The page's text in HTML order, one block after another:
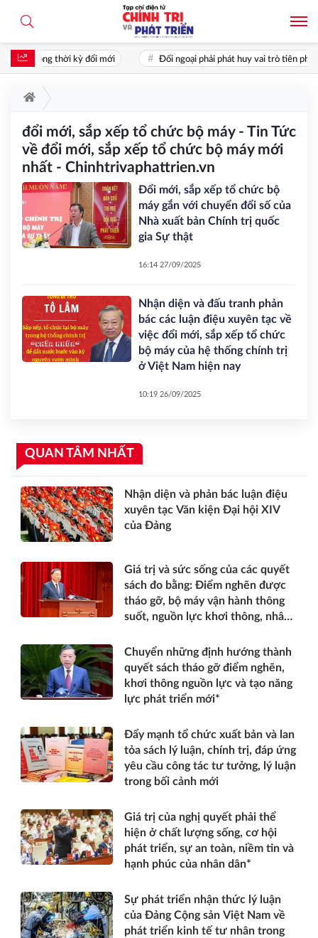
trong thời kỳ đổi mới Đối ngoại phải phát huy vai trò tiên
đổi mới, sắp xếp tổ chức bộ máy - Tin Tức
về đổi mới, sắp xếp tổ chức bộ máy mới
nhất - Chinhtrivaphattrien.vn
Đổi mới, sắp xếp tổ chức bộ
máy gắn với chuyển đổi số của
Nhà xuất bản Chính trị quốc
gia Sự thật
16:14 27/09/2025
Nhận diện và đấu tranh phản
bác các luận điệu xuyên tạc về
việc đổi mới, sắp xếp tổ chức
bộ máy của hệ thống chính trị
ở Việt Nam hiện nay
10:19 26/09/2025
QUAN TÂM NHẤT
Nhận diện và phản bác luận điệu
xuyên tạc Văn kiện Đại hội XIV
của Đảng
Giá trị và sức sống của các quyết
sách đo bằng: Điểm nghẽn được
tháo gỡ, bộ máy vận hành thông
suốt, nguồn lực khơi thông, nhân
hơn*
Chuyển những định hướng thành
quyết sách tháo gỡ điểm nghẽn,
khơi thông nguồn lực và tạo năng
lực phát triển mới*
Đẩy mạnh tổ chức xuất bản và lan
tỏa sách lý luận, chính trị, đáp ứng
yêu cầu công tác tư tưởng, lý luận
trong bối cảnh mới
Giá trị của nghị quyết phải thể
hiện ở chất lượng sống, cơ hội
phát triển, sự an toàn, niềm tin và
hạnh phúc của nhân dân*
Sự phát triển nhận thức lý luận
của Đảng Cộng sản Việt Nam về
phát triển kinh tế tư nhân trong